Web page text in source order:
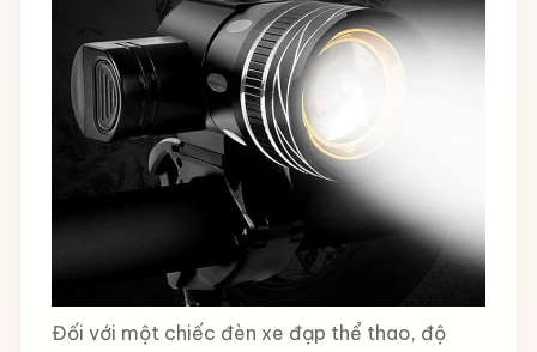
Đối với một chiếc đèn xe đạp thể thao, độ